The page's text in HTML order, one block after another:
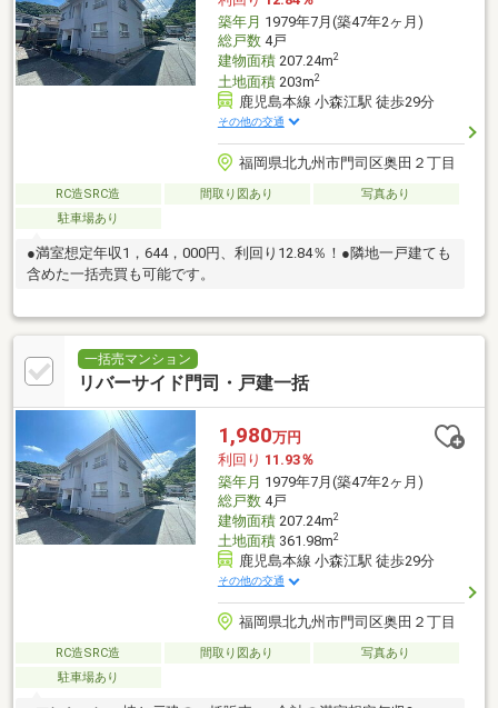
築年月 1979年7月(築47年2ヶ月)
総戸数4戸
建物面積207.24m2
土地面積203m2
鹿児島本線 小森江駅 徒歩29分
その他の交通
福岡県北九州市門司区奥田２丁目
RC造SRC造 間取り図あり
写真あり
駐車場あり
●満室想定年収1，644，000円、利回り12.84％！●隣地一戸建ても
含めた一括売買も可能です。
一括売マンション
リバーサイド門司・戸建一括
1,980万円
利回り 11.93％
築年月 1979年7月(築47年2ヶ月)
総戸数4戸
建物面積207.24m2
土地面積361.98m2
鹿児島本線 小森江駅 徒歩29分
その他の交通
福岡県北九州市門司区奥田２丁目
RC造SRC造 間取り図あり
写真あり
駐車場あり